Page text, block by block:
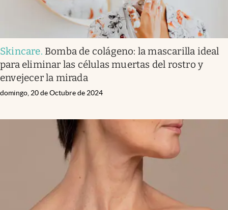
Skincare. Bomba de colágeno: la mascarilla ideal
para eliminar las células muertas del rostro y
envejecer la mirada
domingo, 20 de Octubre de 2024